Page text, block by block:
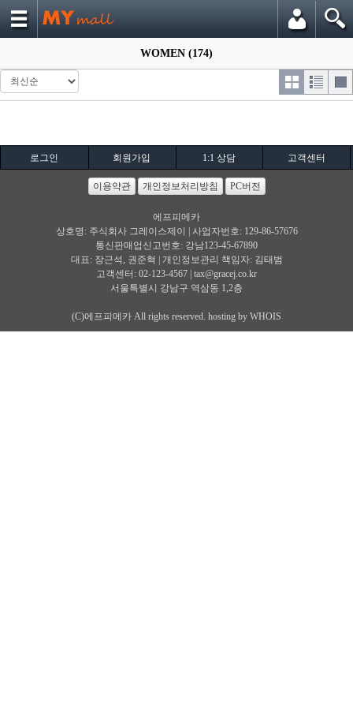
WOMEN (174)
로그인 회원가입 1:1 상담 고객센터
이용약관 개인정보처리방침 PC버전
에프피메카
상호명: 주식회사 그레이스제이 | 사업자번호: 129-86-57676
통신판매업신고번호: 강남123-45-67890
대표: 장근석, 권준혁 | 개인정보관리 책임자: 김태범
고객센터: 02-123-4567 | tax@gracej.co.kr
서울특별시 강남구 역삼동 1,2층
(C)에프피메카 All rights reserved. hosting by WHOIS